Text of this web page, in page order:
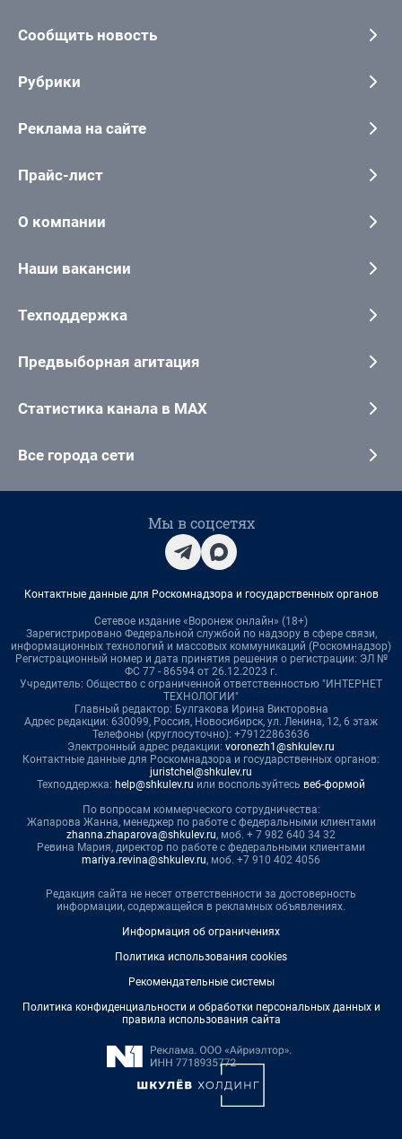
Сообщить новость
Рубрики
Реклама на сайте
Прайс-лист
О компании
Наши вакансии
Техподдержка
Предвыборная агитация
Статистика канала в MAX
Все города сети
Мы в соцсетях
Контактные данные для Роскомнадзора и государственных органов
Сетевое издание «Воронеж онлайн» (18+)
Зарегистрировано Федеральной службой по надзору в сфере связи,
информационных технологий и массовых коммуникаций (Роскомнадзор)
Регистрационный номер и дата принятия решения о регистрации: ЭЛ №
ФС 77 - 86594 от 26.12.2023 г.
Учредитель: Общество с ограниченной ответственностью "ИНТЕРНЕТ
ТЕХНОЛОГИИ"
Главный редактор: Булгакова Ирина Викторовна
Адрес редакции: 630099, Россия, Новосибирск, ул. Ленина, 12, 6 этаж
Телефоны (круглосуточно): +79122863636
Электронный адрес редакции: voronezh1@shkulev.ru
Контактные данные для Роскомнадзора и государственных органов:
juristchel@shkulev.ru
Техподдержка: help@shkulev.ru или воспользуйтесь веб-формой
По вопросам коммерческого сотрудничества:
Жапарова Жанна, менеджер по работе с федеральными клиентами
zhanna.zhaparova@shkulev.ru, моб. + 7 982 640 34 32
Ревина Мария, директор по работе с федеральными клиентами
mariya.revina@shkulev.ru, моб. +7 910 402 4056
Редакция сайта не несет ответственности за достоверность
информации, содержащейся в рекламных объявлениях.
Информация об ограничениях
Политика использования cookies
Рекомендательные системы
Политика конфиденциальности и обработки персональных данных и
правила использования сайта